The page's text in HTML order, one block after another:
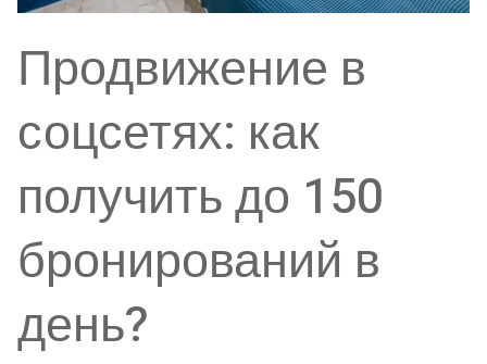
Продвижение в
соцсетях: как
получить до 150
бронирований в
день?